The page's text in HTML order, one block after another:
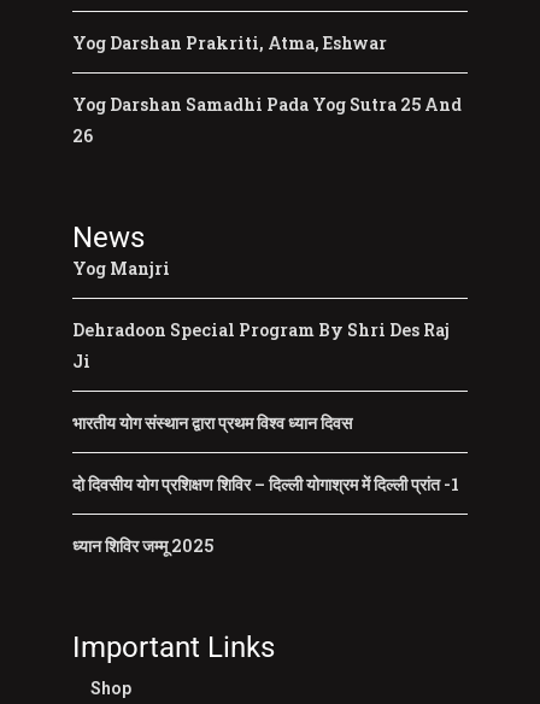
Yog Darshan Prakriti, Atma, Eshwar
Yog Darshan Samadhi Pada Yog Sutra 25 And
26
News
Yog Manjri
Dehradoon Special Program By Shri Des Raj
Ji
भारतीय योग संस्थान द्वारा प्रथम विश्व ध्यान दिवस
दो दिवसीय योग प्रशिक्षण शिविर – दिल्ली योगाश्रम में दिल्ली प्रांत -1
ध्यान शिविर जम्मू 2025
Important Links
Shop